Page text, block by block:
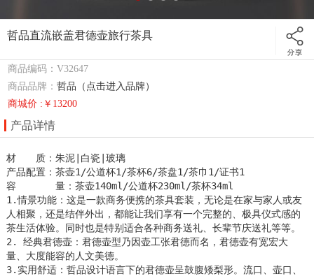
哲品直流嵌盖君德壶旅行茶具
商品编码：V32647
商品品牌：哲品（点击进入品牌）
商城价 :￥13200
产品详情
材　　质：朱泥|白瓷|玻璃
产品配置：茶壶1/公道杯1/茶杯6/茶盘1/茶巾1/证书1
容       量：茶壶140ml/公道杯230ml/茶杯34ml
1.情景功能：这是一款商务便携的茶具套装，无论是在家与家人或友
人相聚，还是结伴外出，都能让我们享有一个完整的、极具仪式感的
茶生活体验。同时也是特别适合各种商务送礼、长辈节庆送礼等等。
2. 经典君德壶：君德壶型乃因壶工张君德而名，君德壶有宽宏大
量、大度能容的人文美德。
3.实用舒适：哲品设计语言下的君德壶呈鼓腹矮梨形。流口、壶口、